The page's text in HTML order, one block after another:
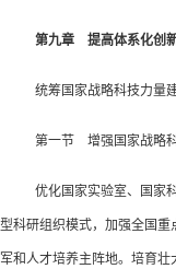
第九章 提高体系化创
统筹国家战略科技力量
第一节 增强国家战略
优化国家实验室、国家
型科研组织模式，加强全国
军和人才培养主阵地。培育